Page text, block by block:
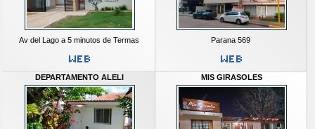
Av del Lago a 5 minutos de Termas Parana 569
DEPARTAMENTO ALELI MIS GIRASOLES